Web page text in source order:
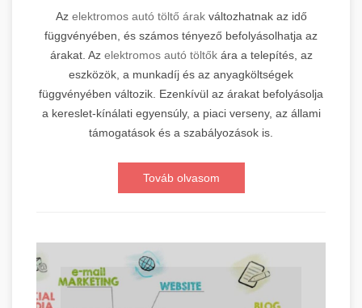
Az elektromos autó töltő árakváltozhatnak az idő
függvényében, és számos tényező befolyásolhatja az
árakat. Az elektromos autó töltőkára a telepítés, az
eszközök, a munkadíj és az anyagköltségek
függvényében változik. Ezenkívül az árakat befolyásolja
a kereslet-kínálati egyensúly, a piaci verseny, az állami
támogatások és a szabályozások is.
Továb olvasom